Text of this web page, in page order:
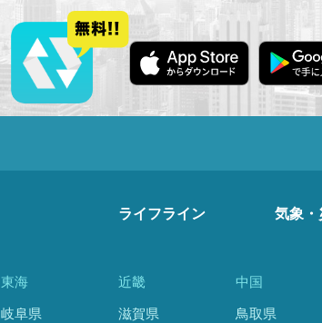
ライフライン 気象・
東海
岐阜県
近畿
滋賀県
中国
鳥取県